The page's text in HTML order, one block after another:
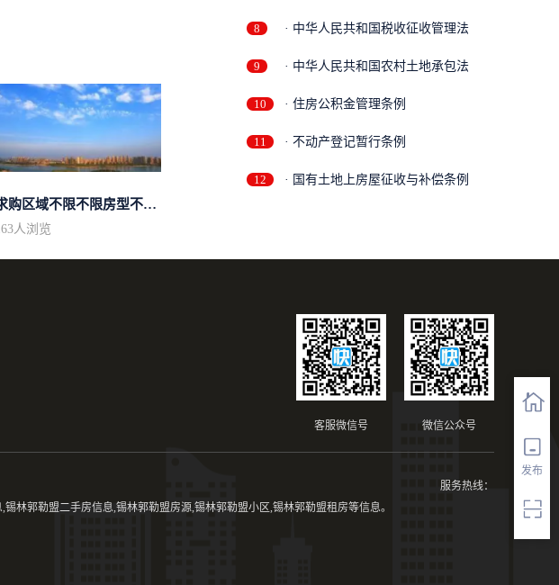
发布
求购区域不限不限房型不限两室一厅简...
人浏览
8 · 中华人民共和国税收征收管理法
9 · 中华人民共和国农村土地承包法
10 · 住房公积金管理条例
11 · 不动产登记暂行条例
12 · 国有土地上房屋征收与补偿条例
微信公众号
客服微信号
服务热线：
林郭勒盟二手房信息,锡林郭勒盟房源,锡林郭勒盟小区,锡林郭勒盟租房等信息。